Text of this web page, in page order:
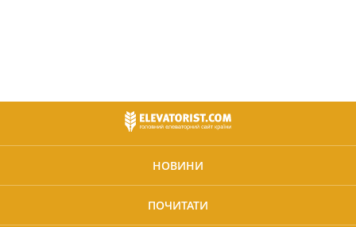
НОВИНИ
ПОЧИТАТИ